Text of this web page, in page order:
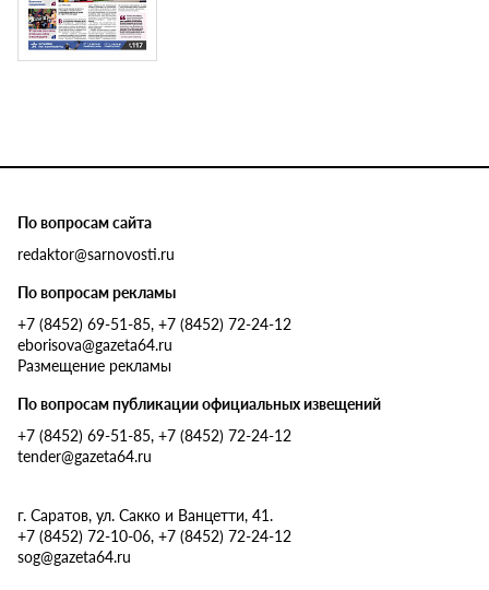
По вопросам сайта
redaktor@sarnovosti.ru
По вопросам рекламы
+7 (8452) 69-51-85, +7 (8452) 72-24-12
eborisova@gazeta64.ru
Размещение рекламы
По вопросам публикации официальных извещений
+7 (8452) 69-51-85, +7 (8452) 72-24-12
tender@gazeta64.ru
г. Саратов, ул. Сакко и Ванцетти, 41.
+7 (8452) 72-10-06, +7 (8452) 72-24-12
sog@gazeta64.ru